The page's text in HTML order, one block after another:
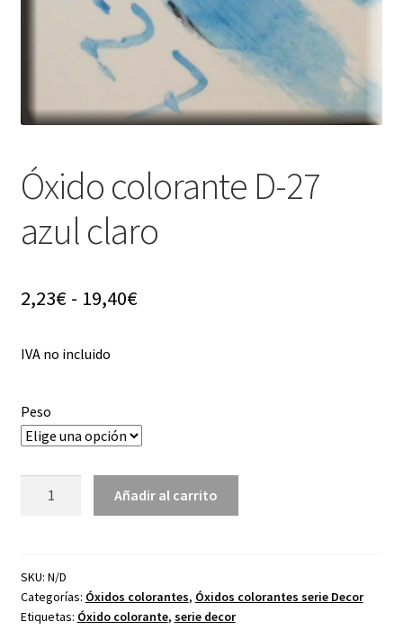
Óxido colorante D-27
azul claro
2,23€ - 19,40€Rango
2,23€
19,40€
IVA no incluido
Peso
azul
claro
cantidad
Añadir al carrito
SKU: N/D
Categorías: Óxidos colorantes, Óxidos colorantes serie Decor
Etiquetas: Óxido colorante, serie decor